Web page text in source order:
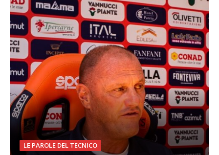
LE PAROLE DEL TECNICO